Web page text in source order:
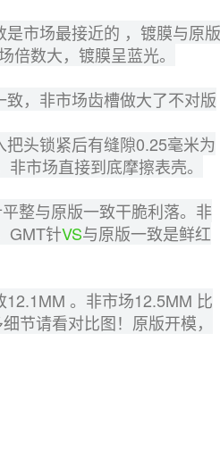
是市场最接近的 ，镀膜与原
倍数大，镀膜呈蓝光。
致，非市场齿槽做大了不对版
把头锁紧后有缝隙0.25毫米为
市场直接到底摩擦表壳。
整与原版一致干脆利落。非
GMT针VS与原版一致是鲜红
12.1MM 。非市场12.5MM 比
节请看对比图！原版开模，